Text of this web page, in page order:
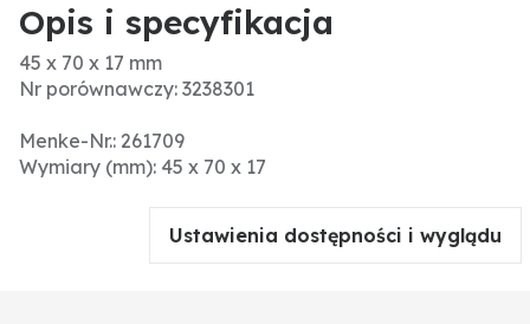
Opis i specyfikacja
45 x 70 x 17 mm
Nr porównawczy: 3238301
Menke-Nr.: 261709
Wymiary (mm): 45 x 70 x 17
Ustawienia dostępności i wyglądu